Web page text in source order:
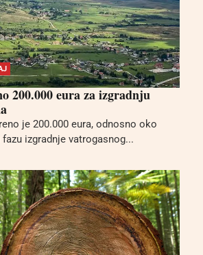
200.000 eura za izgradnju
je 200.000 eura, odnosno oko
fazu izgradnje vatrogasnog...